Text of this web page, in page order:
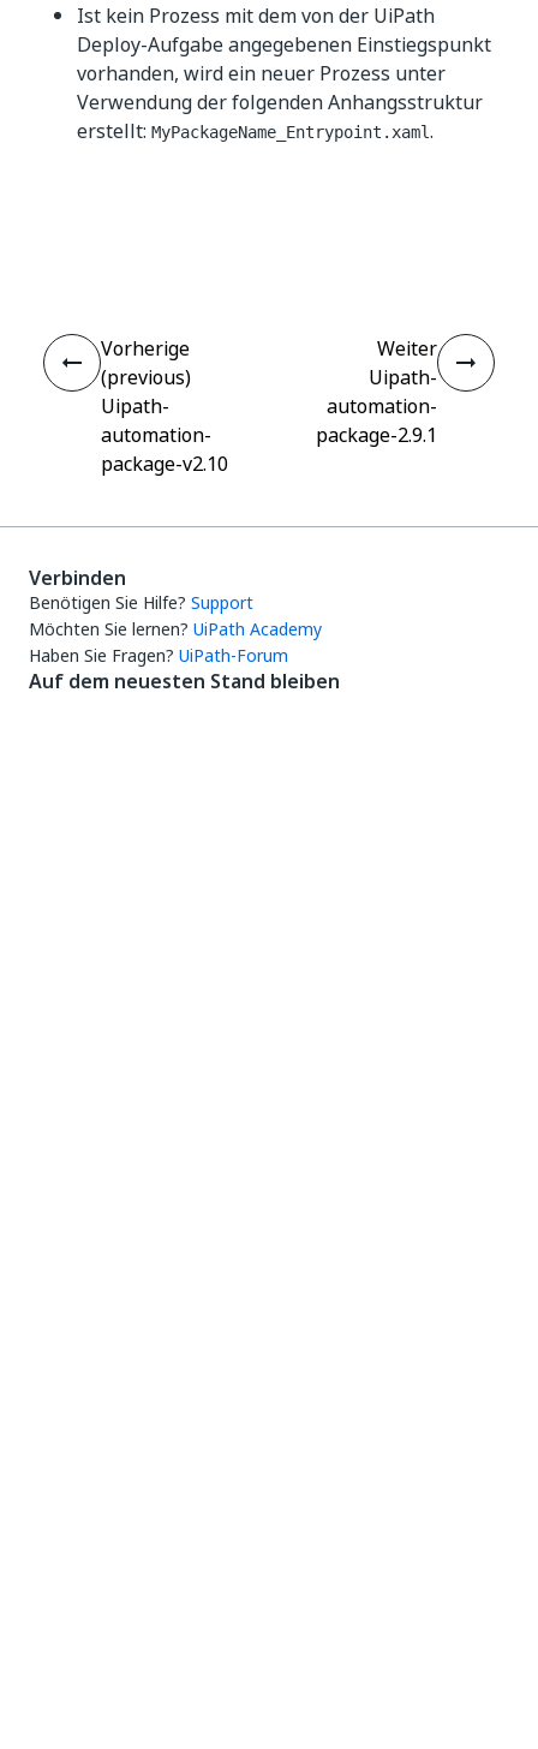
Ist kein Prozess mit dem von der UiPath
Deploy-Aufgabe angegebenen Einstiegspunkt
vorhanden, wird ein neuer Prozess unter
Verwendung der folgenden Anhangsstruktur
erstellt: MyPackageName_Entrypoint.xaml.
Vorherige
(previous)
Uipath-
automation-
package-v2.10
Weiter
Uipath-
automation-
package-2.9.1
Verbinden
Benötigen Sie Hilfe? Support
Möchten Sie lernen? UiPath Academy
Haben Sie Fragen? UiPath-Forum
Auf dem neuesten Stand bleiben